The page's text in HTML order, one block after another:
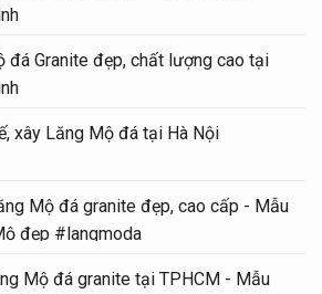
đá Granite đẹp, chất lượng cao tại
xây Lăng Mộ đá tại Hà Nội
Mộ đá granite đẹp, cao cấp - Mẫu
đẹp #langmoda
Mộ đá granite tại TPHCM - Mẫu